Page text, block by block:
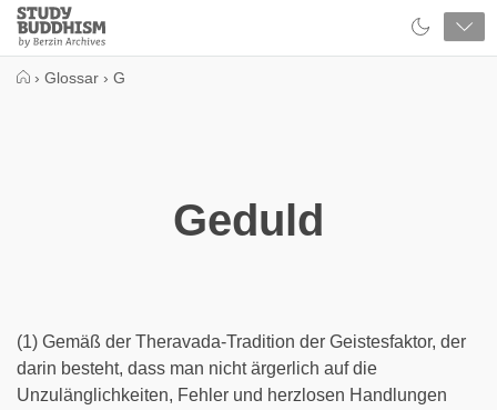
Close
Study
Buddhism
› Glossar › G
Geduld
(1) Gemäß der Theravada-Tradition der Geistesfaktor, der
darin besteht, dass man nicht ärgerlich auf die
Unzulänglichkeiten, Fehler und herzlosen Handlungen